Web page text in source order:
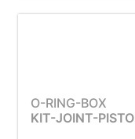
O-RING-BOX
KIT-JOINT-